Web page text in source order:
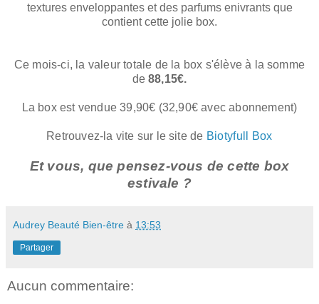
textures enveloppantes et des parfums enivrantsque
contient cette jolie box.
Ce mois-ci, la valeur totale de la box s'élève à la somme
de88,15€.
La box est vendue 39,90€ (32,90€ avec abonnement)
Retrouvez-la vite sur le site de Biotyfull Box
Et vous, que pensez-vous de cette box
estivale ?
Audrey Beauté Bien-être à 13:53
Partager
Aucun commentaire: